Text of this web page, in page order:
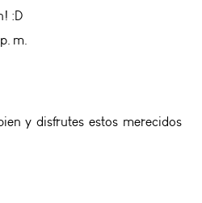
:D
m.
y disfrutes estos merecidos